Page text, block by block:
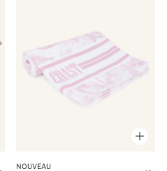
NOUVEAU